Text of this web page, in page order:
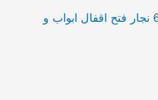
فتح اقفال بالكويت 66400322 نجار فتح اقفال ابواب و